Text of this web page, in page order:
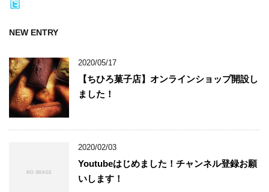
NEW ENTRY
2020/05/17
【ちひろ菓子店】オンラインショップ開設し
ました！
2020/02/03
Youtubeはじめました！チャンネル登録お願
いします！